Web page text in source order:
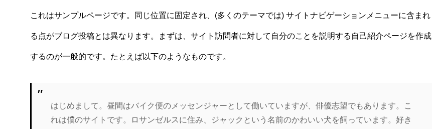
これはサンプルページです。同じ位置に固定され、(多くのテーマでは) サイトナビゲーションメニューに含まれ
る点がブログ投稿とは異なります。まずは、サイト訪問者に対して自分のことを説明する自己紹介ページを作成
するのが一般的です。たとえば以下のようなものです。
はじめまして。昼間はバイク便のメッセンジャーとして働いていますが、俳優志望でもあります。こ
れは僕のサイトです。ロサンゼルスに住み、ジャックという名前のかわいい犬を飼っています。好き